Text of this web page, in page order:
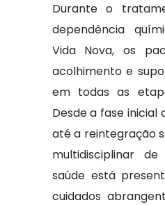
Durante o
dependência
Vida Nova, os
acolhimento e
em todas as
Desde a fase inicial
até a reintegração
multidisciplinar
saúde está
cuidados